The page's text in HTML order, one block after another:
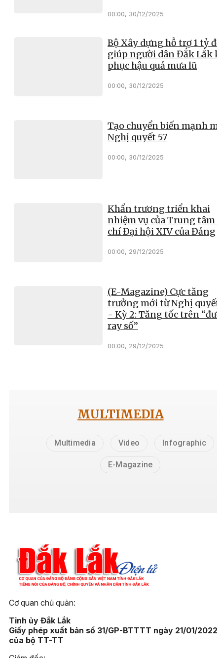
00:00, 30/12/2025
Bộ Xây dựng hỗ trợ 1 tỷ
giúp người dân Đắk Lắk
phục hậu quả mưa lũ
00:00, 30/12/2025
Tạo chuyển biến mạnh
Nghị quyết 57
00:00, 30/12/2025
Khẩn trương triển khai
nhiệm vụ của Trung tâm
chí Đại hội XIV của Đảng
00:00, 29/12/2025
(E-Magazine) Cực tăng
trưởng mới từ Nghị quyết
- Kỳ 2: Tăng tốc trên
ray số”
00:00, 29/12/2025
MULTIMEDIA
Multimedia Video Infographic
E-Magazine
Cơ quan chủ quản:
Tỉnh ủy Đắk Lắk
Giấy phép xuất bản số 31/GP-BTTTT ngày 21/01/2022
của bộ TT-TT